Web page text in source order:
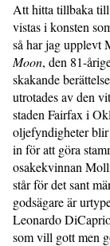
Att hitta tillbaka
vistas i konsten
så har jag upplevt
Moon, den 81-
skakande
utrotades av den
staden Fairfax i
oljefyndigheter
in för att göra
osakekvinnan
står för det sant
godsägare är
Leonardo
som vill gott men